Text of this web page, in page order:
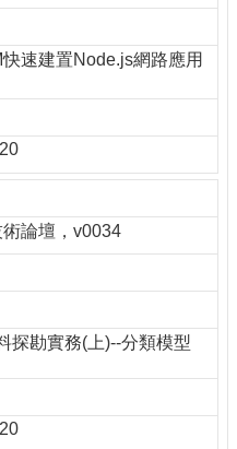
速建置Node.js網路應用
論壇，v0034
探勘實務(上)--分類模型